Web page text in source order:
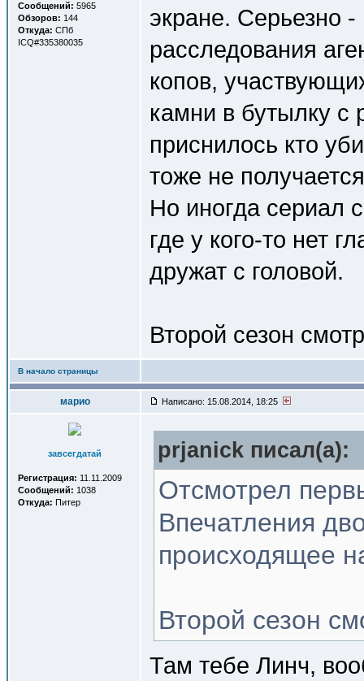
Сообщений: 5965
Обзоров: 144
Откуда: СПб
ICQ#335380035
экране. Серьезно -
расследования
копов,
камни в бутылку с
приснилось кто
тоже не
Но иногда сериал
где у кого-то нет
дружат с головой.
Второй сезон
В начало страницы
марио Написано: 15.08.2014, 18:25
завсегдатай
Регистрация: 11.11.2009
Сообщений: 1038
Откуда: Питер
prjanick писал(a):
Отсмотрел
Впечатления
происходящее
Второй сезон
Там тебе Линч,